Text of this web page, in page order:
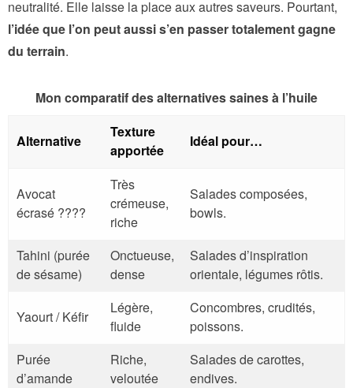
neutralité. Elle laisse la place aux autres saveurs. Pourtant,
l’idée que l’on peut aussi s’en passer totalement gagne
du terrain.
Mon comparatif des alternatives saines à l’huile
Alternative
Texture
apportée
Idéal pour…
Avocat
écrasé ????
Très
crémeuse,
riche
Salades composées,
bowls.
Tahini (purée
de sésame)
Onctueuse,
dense
Salades d’inspiration
orientale, légumes rôtis.
Yaourt / Kéfir
Légère,
fluide
Concombres, crudités,
poissons.
Purée
d’amande
Riche,
veloutée
Salades de carottes,
endives.